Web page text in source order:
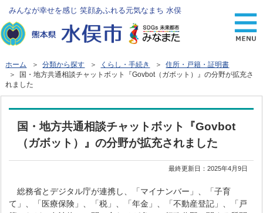
みんなが幸せを感じ 笑顔あふれる元気なまち 水俣
ホーム ＞分類から探す ＞ くらし・手続き ＞住所・戸籍・証明書
＞ 国・地方共通相談チャットボット『Govbot（ガボット）』の分野が拡充さ
れました
国・地方共通相談チャットボット『Govbot
（ガボット）』の分野が拡充されました
最終更新日：2025年4月9日
総務省とデジタル庁が連携し、「マイナンバー」、「子育
て」、「医療保険」、「税」、「年金」、「不動産登記」、「戸